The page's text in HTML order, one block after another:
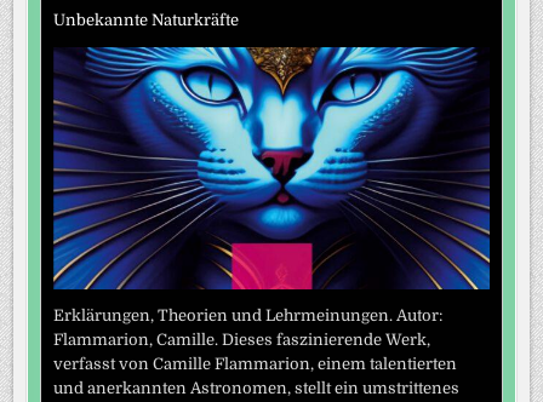
Unbekannte Naturkräfte
Erklärungen, Theorien und Lehrmeinungen. Autor:
Flammarion, Camille. Dieses faszinierende Werk,
verfasst von Camille Flammarion, einem talentierten
und anerkannten Astronomen, stellt ein umstrittenes